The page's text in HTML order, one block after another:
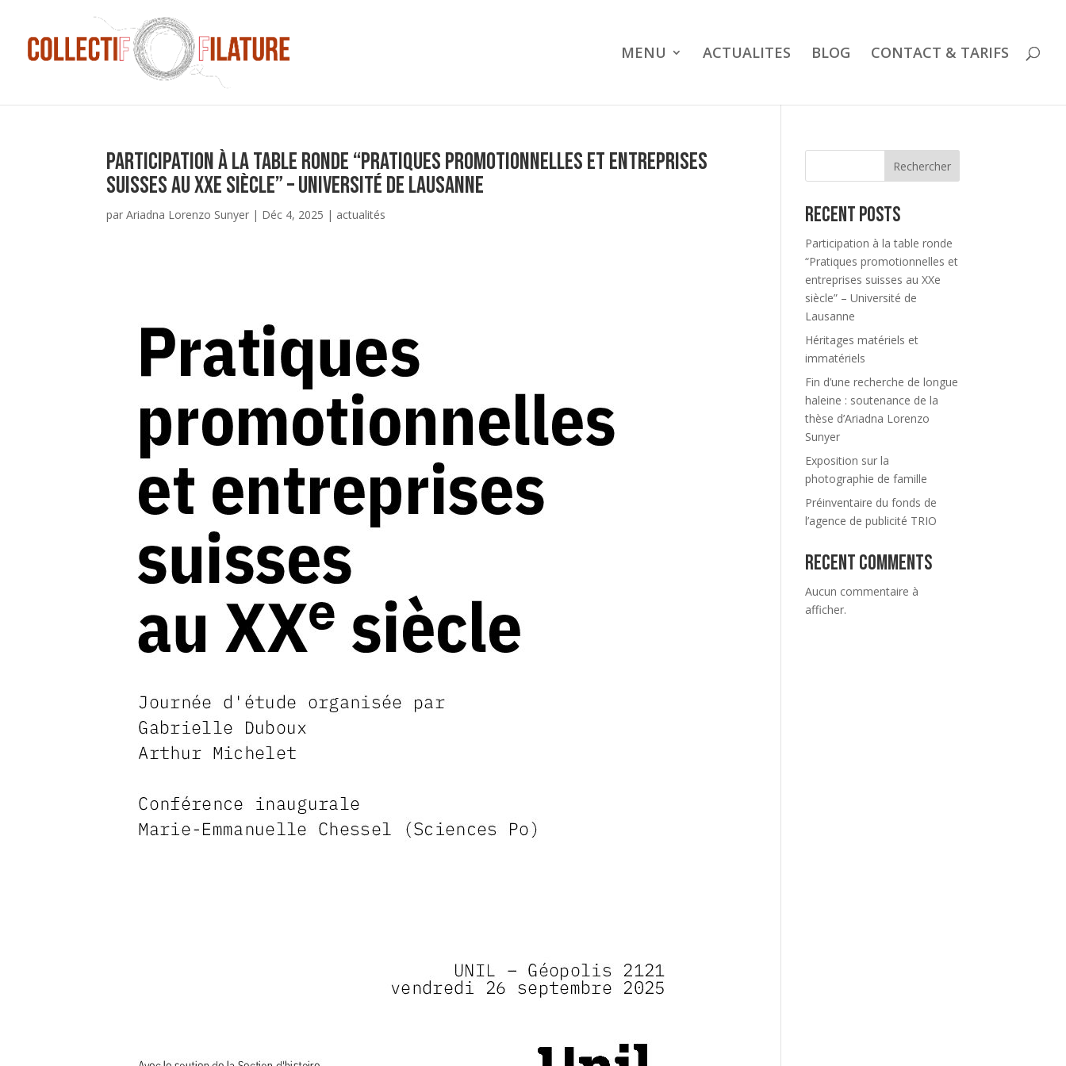
MENU ACTUALITES BLOG CONTACT & TARIFS
Participation à la table ronde “Pratiques promotionnelles et entreprises
suisses au XXe siècle” – Université de Lausanne
parAriadna Lorenzo Sunyer | Déc 4, 2025 | actualités
Rechercher
Recent Posts
Participation à la table ronde
“Pratiques promotionnelles et
entreprises suisses au XXe
siècle” – Université de
Lausanne
Héritages matériels et
immatériels
Fin d’une recherche de longue
haleine : soutenance de la
thèse d’Ariadna Lorenzo
Sunyer
Exposition sur la
photographie de famille
Préinventaire du fonds de
l’agence de publicité TRIO
Recent Comments
Aucun commentaire à
afficher.